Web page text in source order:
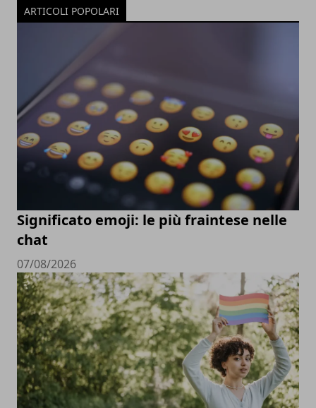
ARTICOLI POPOLARI
Significato emoji: le più fraintese nelle
chat
07/08/2026